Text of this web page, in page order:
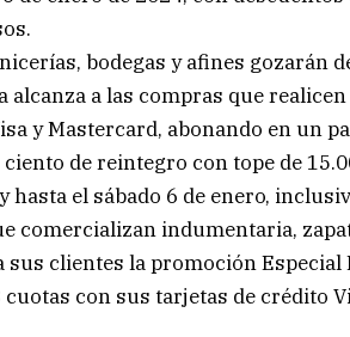
bodegas y afines gozarán
a las compras que
y Mastercard, abonando en un
de reintegro con tope de
el sábado 6 de enero,
comercializan indumentaria,
clientes la promoción Especial
con sus tarjetas de crédito